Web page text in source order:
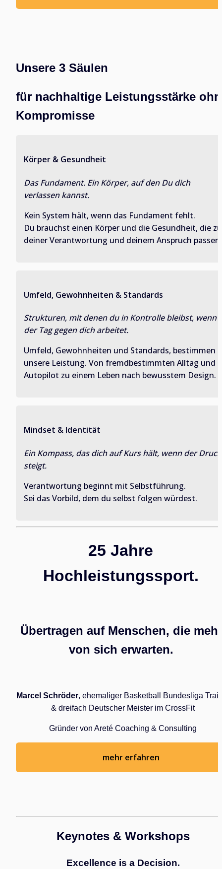
Unsere 3 Säulen
für nachhaltige Leistungsstärke
Kompromisse
Körper & Gesundheit
Das Fundament. Ein Körper, auf den Du dich
verlassen kannst.
Kein System hält, wenn das Fundament fehlt.
Du brauchst einen Körper und die Gesundheit, die zu
deiner Verantwortung und deinem Anspruch passen.
Umfeld, Gewohnheiten & Standards
Strukturen, mit denen du in Kontrolle bleibst, wenn
der Tag gegen dich arbeitet.
Umfeld, Gewohnheiten und Standards, bestimmen
unsere Leistung. Von fremdbestimmten Alltag und
Autopilot zu einem Leben nach bewusstem Design.
Mindset & Identität
Ein Kompass, das dich auf Kurs hält, wenn der Druck
steigt.
Verantwortung beginnt mit Selbstführung.
Sei das Vorbild, dem du selbst folgen würdest.
25 Jahre
Hochleistungssport.
Übertragen auf Menschen, die mehr
von sich erwarten.
Marcel Schröder, ehemaliger Basketball Bundesliga
& dreifach Deutscher Meister im CrossFit
Gründer von Areté Coaching & Consulting
mehr erfahren
Keynotes & Workshops
Excellence is a Decision.